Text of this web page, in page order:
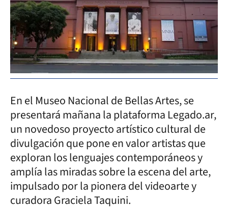
En el Museo Nacional de Bellas Artes, se
presentará mañana la plataforma Legado.ar,
un novedoso proyecto artístico cultural de
divulgación que pone en valor artistas que
exploran los lenguajes contemporáneos y
amplía las miradas sobre la escena del arte,
impulsado por la pionera del videoarte y
curadora Graciela Taquini.